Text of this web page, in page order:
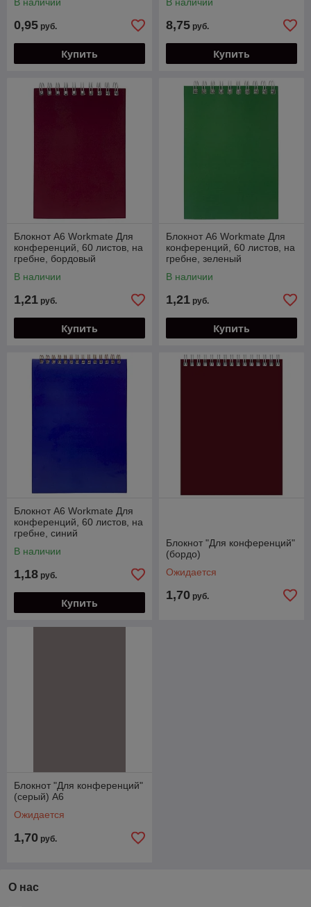
129822
0,95 руб.
Купить
8,75 руб.
Купить
Блокнот А6 Workmate Для
конференций, 60 листов, на
гребне, бордовый
В наличии
1,21 руб.
Купить
Блокнот А6 Workmate Для
конференций, 60 листов, на
гребне, зеленый
В наличии
1,21 руб.
Купить
Блокнот А6 Workmate Для
конференций, 60 листов, на
гребне, синий
В наличии
1,18 руб.
Купить
Блокнот "Для конференций"
(бордо)
Ожидается
1,70 руб.
Блокнот "Для конференций"
(серый) А6
Ожидается
1,70 руб.
О нас